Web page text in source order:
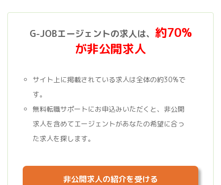
G-JOBエージェントの求人は、 約70%
が非公開求人
サイト上に掲載されている求人は全体の約30%で
す。
無料転職サポートにお申込みいただくと、非公開
求人を含めてエージェントがあなたの希望に合っ
た求人を探します。
非公開求人の紹介を受ける